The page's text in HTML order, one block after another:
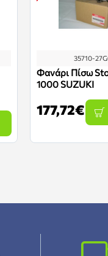
35710-
Φανάρι Πίσω
1000 SUZUKI
177,72€